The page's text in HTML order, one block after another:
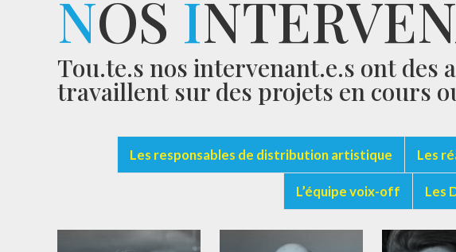
NOS I
Tou.te.s nos intervenant.e.s ont des
travaillent sur des projets en cours
Les responsables de distribution artistique Les
L’équipe voix-off Les